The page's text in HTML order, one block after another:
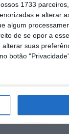
1733
e alterar
algum
de se opor a
suas
botão